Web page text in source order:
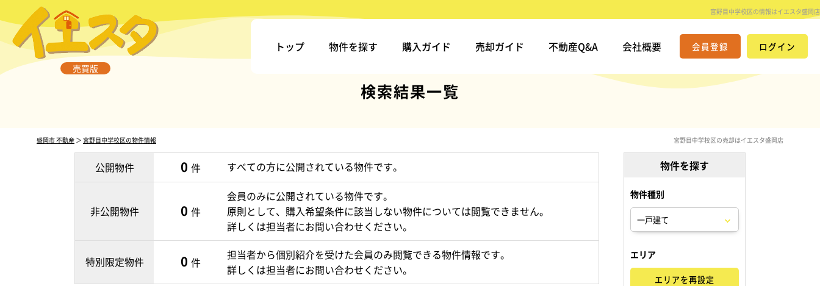
売買版
宮野目中学校区の情報はイエスタ盛岡店
トップ 物件を探す 購入ガイド 売却ガイド 不動産Q&A 会社概要 会員登録 ログイン
検索結果一覧
盛岡市 不動産 ＞ 宮野目中学校区の物件情報 宮野目中学校区の売却はイエスタ盛岡店
公開物件 0 件 すべての方に公開されている物件です。
非公開物件 0 件
会員のみに公開されている物件です。
原則として、購入希望条件に該当しない物件については閲覧できません。
詳しくは担当者にお問い合わせください。
特別限定物件 0 件
担当者から個別紹介を受けた会員のみ閲覧できる物件情報です。
詳しくは担当者にお問い合わせください。
物件を探す
物件種別
エリア
エリアを再設定